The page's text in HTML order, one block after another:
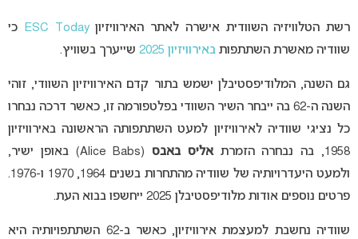
רשת הטלוויזיה השוודית אישרה לאתר האירוויזיוןESC Today כי
שוודיה מאשרת השתתפות באירוויזיון 2025 שייערך בשוויץ.
גם השנה, המלודיפסטיבלן ישמש בתור קדם האירוויזיון השוודי, זוהי
השנה ה-62 בה ייבחר השיר השוודי בפלטפורמה זו, כאשר דרכה נבחרו
כל נציגי שוודיה לאירוויזיון למעט השתתפותה הראשונה באירוויזיון
1958, בה נבחרה הזמרת
אליס באבס
(Alice Babs) באופן ישיר,
ולמעט היעדרויותיה של שוודיה מהתחרות בשנים 1964, 1970 ו-1976.
פרטים נוספים אודות מלודיפסטיבלן 2025 ייחשפו בבוא העת.
שוודיה נחשבת למעצמת אירוויזיון, כאשר ב-62 השתתפויותיה היא